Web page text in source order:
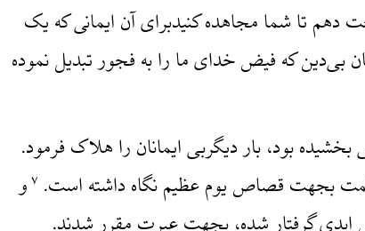
دهم تا شما مجاهده کنیدبرای آن ایمانی که یک
بی‌دین که فیض خدای ما را به فجور تبدیل نموده
بود، بار دیگربی ایمانان را هلاک فرمود.
بجهت قصاص یوم عظیم نگاه داشته است. ۷و